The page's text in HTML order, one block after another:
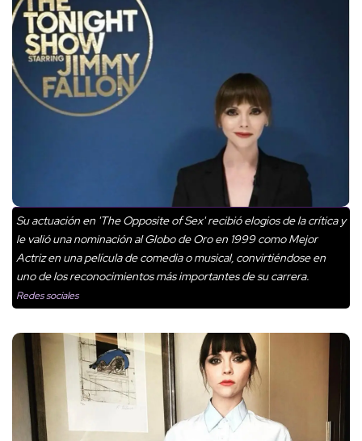
Su actuación en 'The Opposite of Sex' recibió elogios de la crítica y
le valió una nominación al Globo de Oro en 1999 como Mejor
Actriz en una película de comedia o musical, convirtiéndose en
uno de los reconocimientos más importantes de su carrera.
Redes sociales